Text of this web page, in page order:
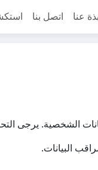
اتصل بنا عنا
الشخصية. يرجى
البيانات.